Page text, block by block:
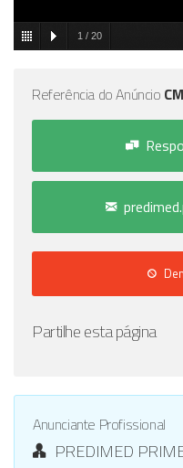
1 / 20
Referência do Anúncio
Partilhe esta página
Anunciante Profissional
PREDIMED